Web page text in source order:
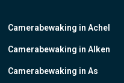
Camerabewaking in Achel
Camerabewaking in Alken
Camerabewaking in As